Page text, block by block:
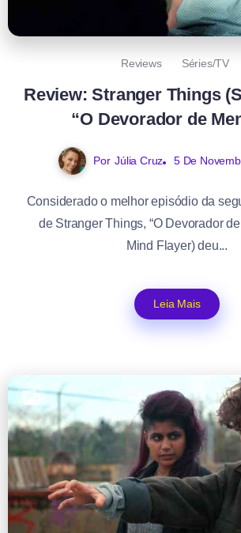
Reviews Séries/TV
Review: Stranger Things
“O Devorador de
Por Júlia Cruz 5 De
Considerado o melhor episódio da
de Stranger Things, “O Devorador
Mind Flayer) deu...
Leia Mais